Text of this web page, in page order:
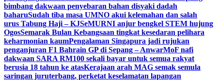
bimbang dakwaan penyebaran bahan disyaki dadah
baharuSudah tiba masa UMNO akui kelemahan dan salah
urus Tabung Haji – KJSeMURNI anjur bengkel STEM hujung
OgosSemarak Bulan Kebangsaan tingkat kesedaran pelihara
keharmonian kaumPengalaman Singapura jadi rujukan
penganjuran F1 Bahrain GP di Sepang – AnwarMoF nafi
dakwaan SARA RM100 sekali bayar untuk semua rakyat
berusia 18 tahun ke atasKerajaan arah MAG semak semula
saringan juruterbang, perketat keselamatan lapangan